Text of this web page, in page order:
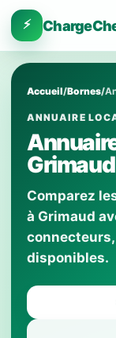
⚡
Accueil/Bornes/
ANNUAIRE
Comparez
à Grimaud
disponibles.